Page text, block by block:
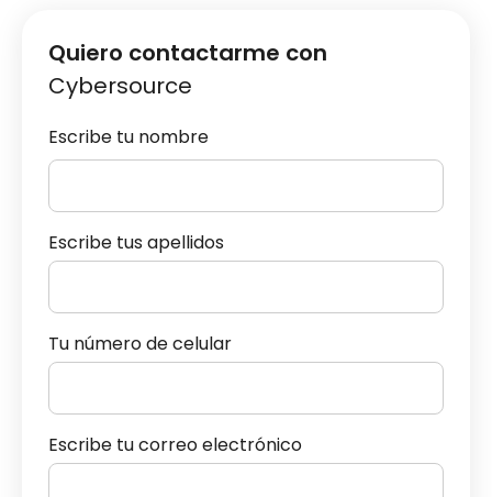
Quiero contactarme con
Cybersource
Escribe tu nombre
Escribe tus apellidos
Tu número de celular
Escribe tu correo electrónico